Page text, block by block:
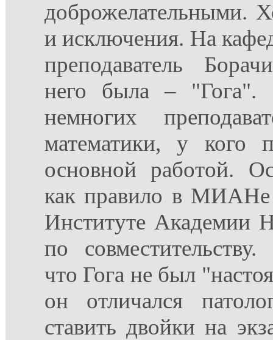
доброжелательными.
и исключения. На
преподаватель
него была –
немногих
математики, у кого
основной работой.
как правило в МИАНе
Институте Академии
по
что Гога не был
он отличался
ставить двойки на